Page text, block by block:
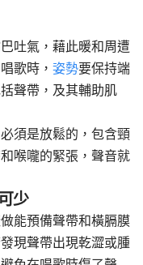
巴吐氣，藉此暖和周遭
歌時， 姿勢要保持端
聲帶，及其輔助肌
須是放鬆的，包含頸
喉嚨的緊張，聲音就
少
能預備聲帶和橫膈膜
現聲帶出現乾澀或腫